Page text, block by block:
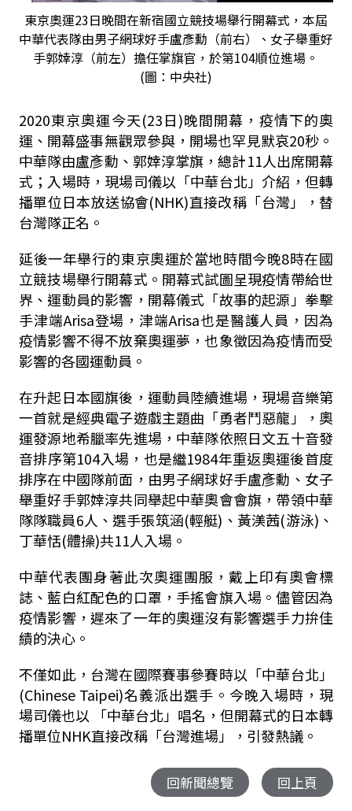
東京奧運23日晚間在新宿國立競技場舉行開幕式，本屆
中華代表隊由男子網球好手盧彥勳（前右）、女子舉重好
手郭婞淳（前左）擔任掌旗官，於第104順位進場。
(圖：中央社)
2020東京奧運今天(23日)晚間開幕，疫情下的奧
運、開幕盛事無觀眾參與，開場也罕見默哀20秒。
中華隊由盧彥勳、郭婞淳掌旗，總計11人出席開幕
式；入場時，現場司儀以「中華台北」介紹，但轉
播單位日本放送協會(NHK)直接改稱「台灣」，替
台灣隊正名。
延後一年舉行的東京奧運於當地時間今晚8時在國
立競技場舉行開幕式。開幕式試圖呈現疫情帶給世
界、運動員的影響，開幕儀式「故事的起源」拳擊
手津端Arisa登場，津端Arisa也是醫護人員，因為
疫情影響不得不放棄奧運夢，也象徵因為疫情而受
影響的各國運動員。
在升起日本國旗後，運動員陸續進場，現場音樂第
一首就是經典電子遊戲主題曲「勇者鬥惡龍」，奧
運發源地希臘率先進場，中華隊依照日文五十音發
音排序第104入場，也是繼1984年重返奧運後首度
排序在中國隊前面，由男子網球好手盧彥勳、女子
舉重好手郭婞淳共同舉起中華奧會會旗，帶領中華
隊隊職員6人、選手張筑涵(輕艇)、黃渼茜(游泳)、
丁華恬(體操)共11人入場。
中華代表團身著此次奧運團服，戴上印有奧會標
誌、藍白紅配色的口罩，手搖會旗入場。儘管因為
疫情影響，遲來了一年的奧運沒有影響選手力拚佳
績的決心。
不僅如此，台灣在國際賽事參賽時以「中華台北」
(Chinese Taipei)名義派出選手。今晚入場時，現
場司儀也以 「中華台北」唱名，但開幕式的日本轉
播單位NHK直接改稱「台灣進場」，引發熱議。
回新聞總覽 回上頁